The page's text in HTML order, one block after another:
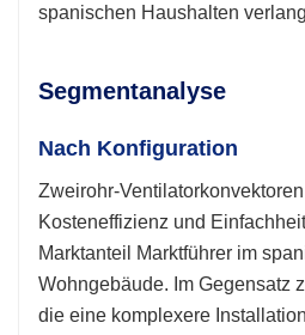
spanischen Haushalten
Segmentanalyse
Nach Konfiguration
Zweirohr-
Kosteneffizienz und
Marktanteil Marktführer im
Wohngebäude. Im Gegensatz
die eine komplexere